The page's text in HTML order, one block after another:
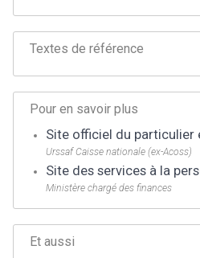
Textes de référence
Pour en savoir plus
Site officiel du particulier
Urssaf Caisse nationale (ex-Acoss)
Site des services à la
Ministère chargé des finances
Et aussi